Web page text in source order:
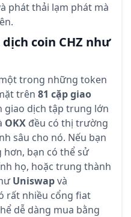
phát thải lạm phát mà
coin CHZ như
trong những token
trên 81 cặp giao
giao dịch tập trung lớn
OKX đều có thị trường
sâu cho nó. Nếu bạn
bạn có thể sử
họ, hoặc trung thành
Uniswapvà
rất nhiều cổng fiat
dễ dàng mua bằng